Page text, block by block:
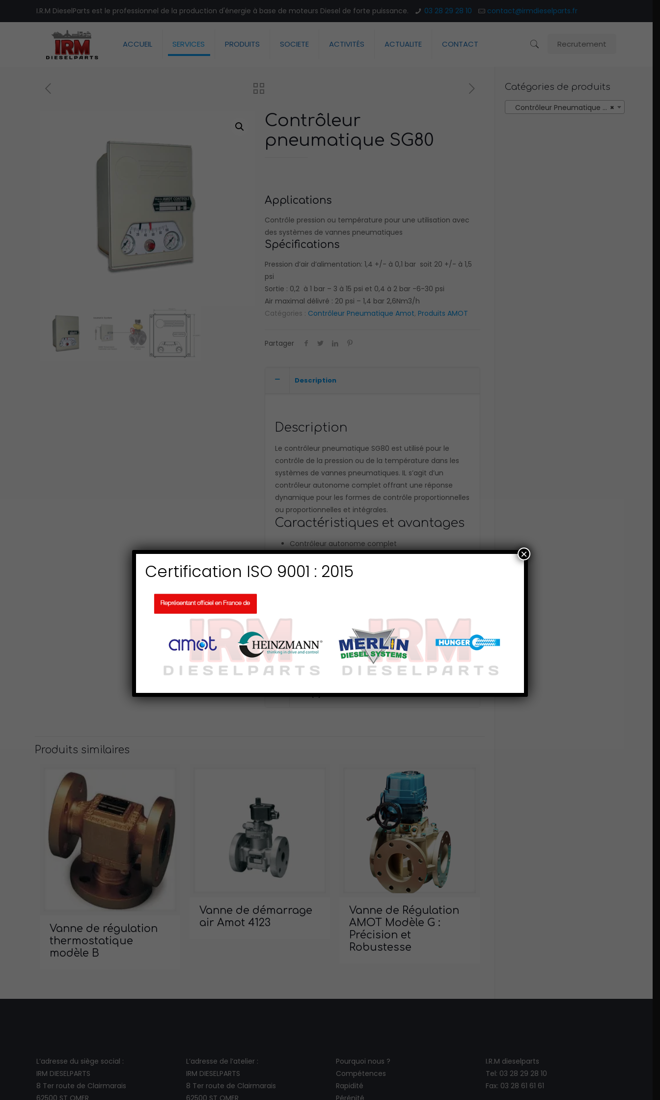
I.R.M DieselParts est le professionnel de la production d'énergie à base de moteurs Diesel de forte puissance. 03 28 29 28 10 contact@irmdieselparts.fr
ACCUEIL SERVICES PRODUITS SOCIETE ACTIVITÉS ACTUALITE CONTACT Recrutement
Contrôleur
pneumatique SG80
Applications
Contrôle pression ou température pour une utilisation avec
des systèmes de vannes pneumatiques
Spécifications
Pression d’air d’alimentation: 1,4 +/- à 0,1 bar soit 20 +/- à 1,5
psi
Sortie : 0,2 à 1 bar – 3 à 15 psi et 0,4 à 2 bar -6-30 psi
Air maximal délivré : 20 psi – 1,4 bar 2,6Nm3/h
Catégories : Contrôleur Pneumatique Amot, Produits AMOT
Partager
Description
Description
Le contrôleur pneumatique SG80 est utilisé pour le
contrôle de la pression ou de la température dans les
systèmes de vannes pneumatiques. IL s’agit d’un
contrôleur autonome complet offrant une réponse
dynamique pour les formes de contrôle proportionnelles
ou proportionnelles et intégrales.
Caractéristiques et avantages
Contrôleur autonome complet
Montage sur mur ou sur panneau
matériel en fonte d’aluminium peinture anti-
Température ambiante permise : -20°C à +50°C
Avis (0)
Produits similaires
Vanne de régulation
thermostatique
modèle B
Vanne de démarrage
air Amot 4123
Vanne de Régulation
AMOT Modèle G :
Précision et
Robustesse
Catégories de produits
×
Contrôleur Pneumatique Amot (1)
L’adresse du siège social :
IRM DIESELPARTS
8 Ter route de Clairmarais
62500 ST OMER
L’adresse de l’atelier :
IRM DIESELPARTS
8 Ter route de Clairmarais
62500 ST OMER
Pourquoi nous ?
Compétences
Rapidité
Pérénité
I.R.M dieselparts
Tel: 03 28 29 28 10
Fax: 03 28 61 61 61
Certification ISO 9001 : 2015
×